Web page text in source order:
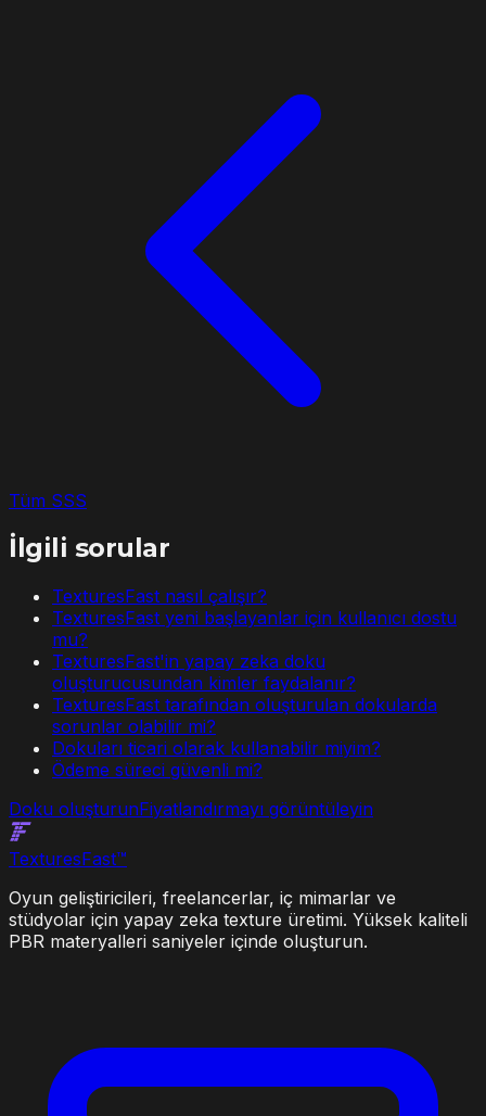
Tüm SSS
İlgili sorular
TexturesFast nasıl çalışır?
TexturesFast yeni başlayanlar için kullanıcı dostu
mu?
TexturesFast'in yapay zeka doku
oluşturucusundan kimler faydalanır?
TexturesFast tarafından oluşturulan dokularda
sorunlar olabilir mi?
Dokuları ticari olarak kullanabilir miyim?
Ödeme süreci güvenli mi?
Doku oluşturunFiyatlandırmayı görüntüleyin
TexturesFast™
Oyun geliştiricileri, freelancerlar, iç mimarlar ve
stüdyolar için yapay zeka texture üretimi. Yüksek kaliteli
PBR materyalleri saniyeler içinde oluşturun.